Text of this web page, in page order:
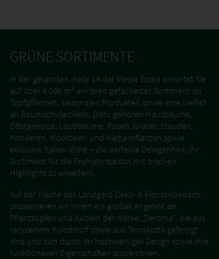
GRÜNE SORTIMENTE
In der gesamten Halle 1A der Messe Essen erwartet Sie
auf über 6.000 m² ein breit gefächertes Sortiment an
Topfpflanzen, saisonalen Produkten sowie eine Vielfalt
an Baumschulartikeln. Dazu gehören Hausbäume,
Obstgehölze, Laubbäume, Rosen, Gräser, Stauden,
Koniferen, Moorbeet- und Kletterpflanzen sowie
exklusive Italien-Ware – die perfekte Gelegenheit, Ihr
Sortiment für die Frühjahrssaison mit frischen
Highlights zu erweitern.
Auf der Fläche des Landgard Deko- & Floristikbedarfs
präsentieren wir Ihnen ein großes Angebot an
Pflanztöpfen und Kübeln der Marke „Deroma“, die aus
recyceltem Kunststoff sowie aus Terrakotta gefertigt
sind und sich durch ihr hochwertiges Design sowie ihre
funktionellen Eigenschaften auszeichnen.